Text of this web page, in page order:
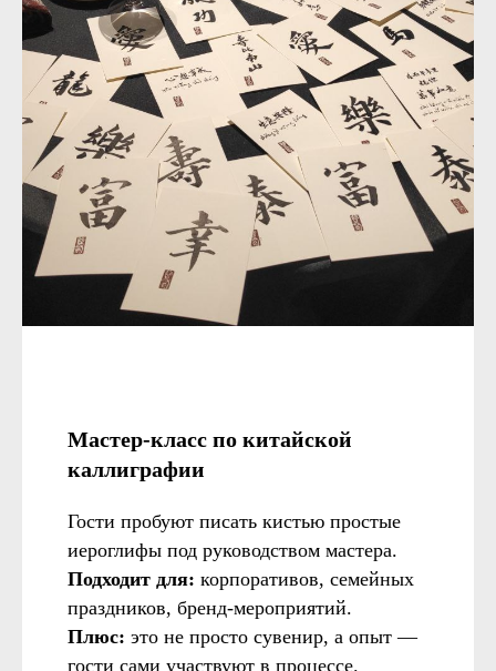
Мастер-класс по китайской
каллиграфии
Гости пробуют писать кистью простые
иероглифы под руководством мастера.
Подходит для: корпоративов, семейных
праздников, бренд-мероприятий.
Плюс: это не просто сувенир, а опыт —
гости сами участвуют в процессе.